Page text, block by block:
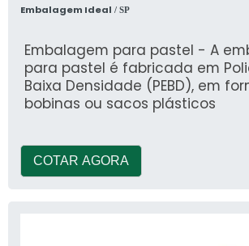
Embalagem Ideal / SP
Embalagem para pastel - A
para pastel é fabricada em
Baixa Densidade (PEBD), em
bobinas ou sacos plásticos
COTAR AGORA